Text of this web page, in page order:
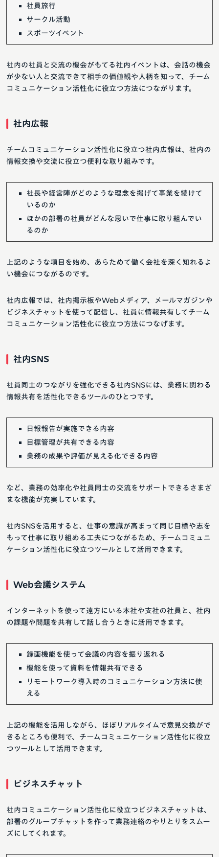
社員旅行
サークル活動
スポーツイベント
社内の社員と交流の機会がもてる社内イベントは、会話の機会
が少ない人と交流できて相手の価値観や人柄を知って、チーム
コミュニケーション活性化に役立つ方法につながります。
社内広報
チームコミュニケーション活性化に役立つ社内広報は、社内の
情報交換や交流に役立つ便利な取り組みです。
社長や経営陣がどのような理念を掲げて事業を続けて
いるのか
ほかの部署の社員がどんな思いで仕事に取り組んでい
るのか
上記のような項目を始め、あらためて働く会社を深く知れるよ
い機会につながるのです。
社内広報では、社内掲示板やWebメディア、メールマガジンや
ビジネスチャットを使って配信し、社員に情報共有してチーム
コミュニケーション活性化に役立つ方法につなげます。
社内SNS
社員同士のつながりを強化できる社内SNSには、業務に関わる
情報共有を活性化できるツールのひとつです。
日報報告が実施できる内容
目標管理が共有できる内容
業務の成果や評価が見える化できる内容
など、業務の効率化や社員同士の交流をサポートできるさまざ
まな機能が充実しています。
社内SNSを活用すると、仕事の意識が高まって同じ目標や志を
もって仕事に取り組める工夫につながるため、チームコミュニ
ケーション活性化に役立つツールとして活用できます。
Web会議システム
インターネットを使って遠方にいる本社や支社の社員と、社内
の課題や問題を共有して話し合うときに活用できます。
録画機能を使って会議の内容を振り返れる
機能を使って資料を情報共有できる
リモートワーク導入時のコミュニケーション方法に使
える
上記の機能を活用しながら、ほぼリアルタイムで意見交換がで
きるところも便利で、チームコミュニケーション活性化に役立
つツールとして活用できます。
ビジネスチャット
社内コミュニケーション活性化に役立つビジネスチャットは、
部署のグループチャットを作って業務連絡のやりとりをスムー
ズにしてくれます。